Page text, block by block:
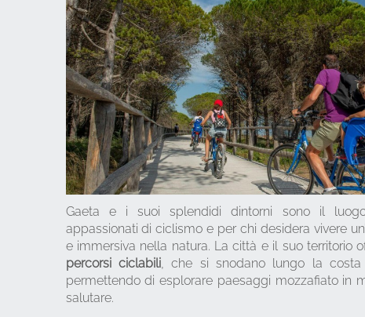
Gaeta e i suoi splendidi dintorni sono il
appassionati di ciclismo e per chi desidera vivere
e immersiva nella natura. La città e il suo territorio
percorsi ciclabili, che si snodano lungo la costa
permettendo di esplorare paesaggi mozzafiato in
salutare.